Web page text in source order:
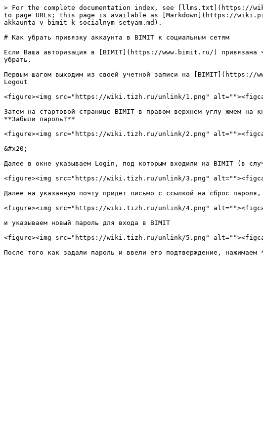
> For the complete documentation index, see [llms.txt](https://
to page URLs; this page is available as [Markdown](https://
akkaunta-v-bimit-k-socialnym-setyam.md).
# Как убрать привязку аккаунта в BIMIT к социальным сетям
Если Ваша авторизация в [BIMIT](https://www.bimit.ru/) привязана
убрать.
Первым шагом выходим из своей учетной записи на [BIMIT](https://
Logout
<figure><img src="https://wiki.tizh.ru/unlink/1.png"
Затем на стартовой странице BIMIT в правом верхнем углу жмем на
**Забыли пароль?**
<figure><img src="https://wiki.tizh.ru/unlink/2.png"
&#x20;
Далее в окне указываем Login, под которым входили на BIMIT (в
<figure><img src="https://wiki.tizh.ru/unlink/3.png"
Далее на указанную почту придет письмо с ссылкой на сброс
<figure><img src="https://wiki.tizh.ru/unlink/4.png"
и указываем новый пароль для входа в BIMIT
<figure><img src="https://wiki.tizh.ru/unlink/5.png"